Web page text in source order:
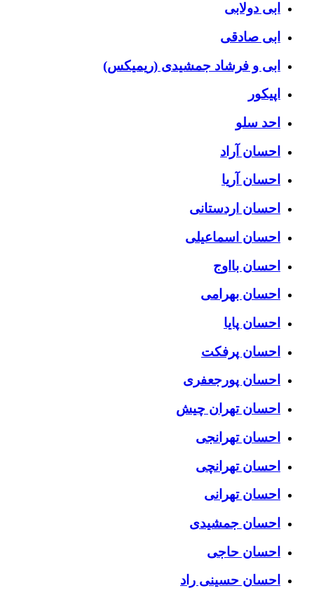
ابی دولابی
ابی صادقی
ابی و فرشاد جمشیدی (ریمیکس)
اپیکور
احد سلو
احسان آراد
احسان آریا
احسان اردستانی
احسان اسماعیلی
احسان بااوج
احسان بهرامی
احسان پایا
احسان پرفکت
احسان پورجعفری
احسان تهران چیش
احسان تهرانجی
احسان تهرانچی
احسان تهرانی
احسان جمشیدی
احسان حاجی
احسان حسینی راد